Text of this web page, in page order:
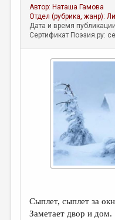
АВТОРЫ
КОММЕНТАРИИ
ЛИТСАЛОН
ПРАВИЛА САЙТА
ОТДЕЛЫ И РУБРИКИ
ИЗБРАННОЕ
ДАЙДЖЕСТ
ПРОИЗВЕДЕНИЯ
КОНКУРСЫ
Автор: Наташа Гамова
Отдел (рубрика, жанр):
Дата и время
Сертификат Поэзия.ру:
Сыплет, сыплет за
Заметает двор и дом.